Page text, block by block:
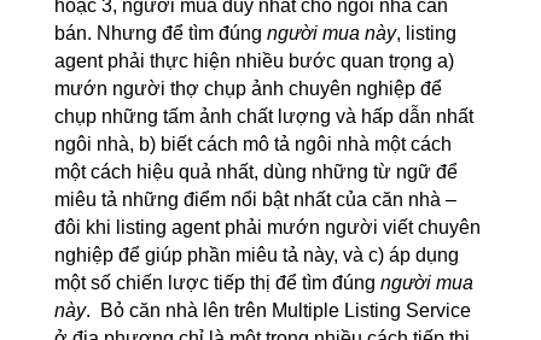
hoặc 3, người mua duy nhất cho ngôi nhà cần
bán. Nhưng để tìm đúng người mua này, listing
agent phải thực hiện nhiều bước quan trọng a)
mướn người thợ chụp ảnh chuyên nghiệp để
chụp những tấm ảnh chất lượng và hấp dẫn nhất
ngôi nhà, b) biết cách mô tả ngôi nhà một cách
một cách hiệu quả nhất, dùng những từ ngữ để
miêu tả những điểm nổi bật nhất của căn nhà –
đôi khi listing agent phải mướn người viết chuyên
nghiệp để giúp phần miêu tả này, và c) áp dụng
một số chiến lược tiếp thị để tìm đúng người mua
này. Bỏ căn nhà lên trên Multiple Listing Service